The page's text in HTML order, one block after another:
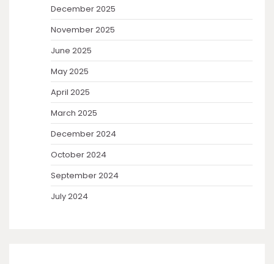
December 2025
November 2025
June 2025
May 2025
April 2025
March 2025
December 2024
October 2024
September 2024
July 2024